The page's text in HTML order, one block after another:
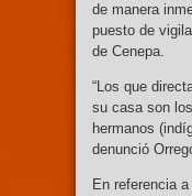
de manera
puesto de
de Cenepa.
“Los que
su casa son
hermanos
denunció
En referencia